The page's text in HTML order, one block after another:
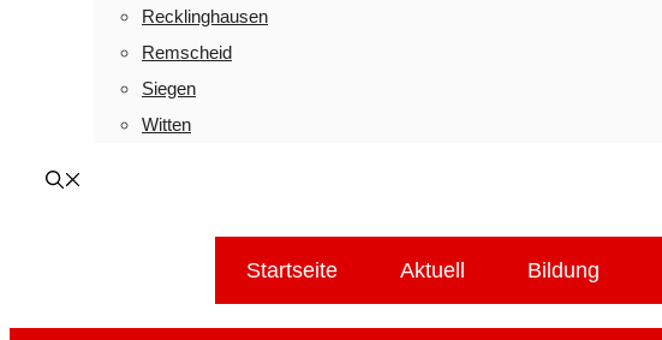
Recklinghausen
Remscheid
Siegen
Witten
Startseite Aktuell Bildung